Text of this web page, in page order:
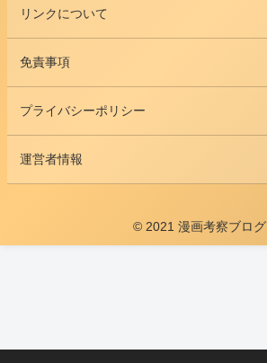
リンクについて
免責事項
プライバシーポリシー
運営者情報
© 2021 漫画考察ブログ.